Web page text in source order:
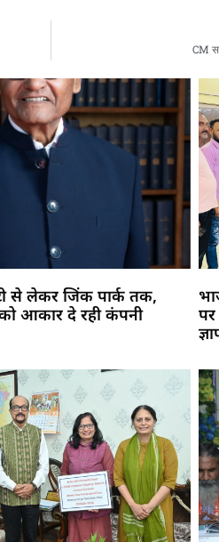
CM
से लेकर जिंक पार्क तक,
आकार दे रही कंपनी
पर